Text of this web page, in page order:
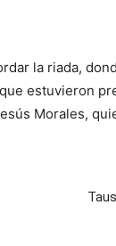
la riada,
estuvieron
Morales,